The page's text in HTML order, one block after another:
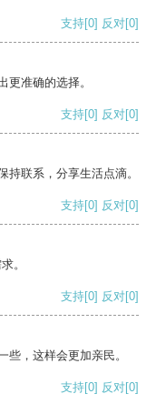
支持[0] 反对[0]
更准确的选择。
支持[0] 反对[0]
联系，分享生活点滴。
支持[0] 反对[0]
。
支持[0] 反对[0]
，这样会更加亲民。
支持[0] 反对[0]